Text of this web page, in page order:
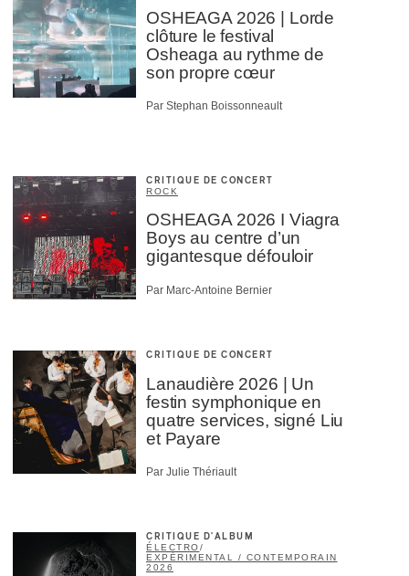
OSHEAGA 2026 | Lorde
clôture le festival
Osheaga au rythme de
son propre cœur
Par Stephan Boissonneault
CRITIQUE DE CONCERT
ROCK
OSHEAGA 2026 I Viagra
Boys au centre d’un
gigantesque défouloir
Par Marc-Antoine Bernier
CRITIQUE DE CONCERT
Lanaudière 2026 | Un
festin symphonique en
quatre services, signé Liu
et Payare
Par Julie Thériault
CRITIQUE D'ALBUM
ÉLECTRO/
EXPÉRIMENTAL / CONTEMPORAIN
2026